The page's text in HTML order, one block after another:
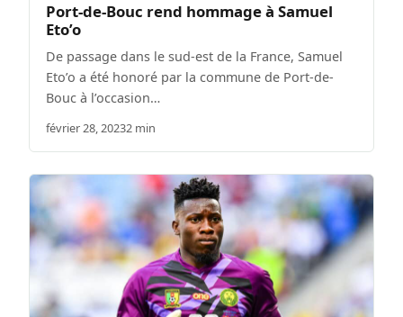
Port-de-Bouc rend hommage à Samuel
Eto’o
De passage dans le sud-est de la France, Samuel
Eto’o a été honoré par la commune de Port-de-
Bouc à l’occasion…
février 28, 20232 min